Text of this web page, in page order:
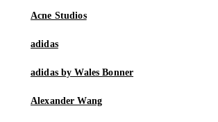
Acne Studios
adidas
adidas by Wales Bonner
Alexander Wang